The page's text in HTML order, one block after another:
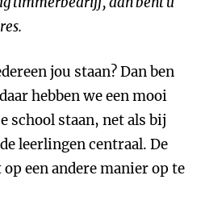
jou staan? Dan ben
hebben we een mooi
school staan, net als bij
leerlingen centraal. De
een andere manier op te